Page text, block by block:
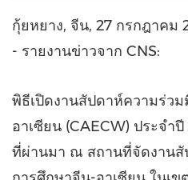
กุ้ยหยาง, จีน, 27 กรกฎาคม
- รายงานข่าวจาก CNS:
พิธีเปิดงานสัปดาห์ความร่ว
อาเซียน (CAECW) ประจำ
ที่ผ่านมา ณ สถานที่จัดงาน